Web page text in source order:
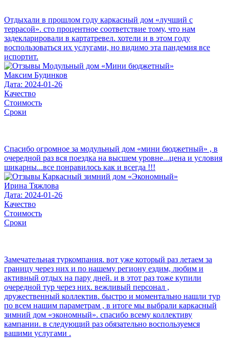
Отдыхали в прошлом году каркасный дом «лучший с
террасой». сто процентное соответствие тому, что нам
задекларировали в картатревел. хотели и в этом году
воспользоваться их услугами, но видимо эта пандемия все
испортит.
Максим Будинков
Дата: 2024-01-26
Качество
Стоимость
Сроки
Спасибо огромное за модульный дом «мини бюджетный» , в
очередной раз вся поездка на высшем уровне...цена и условия
шикарны...все понравилось как и всегда !!!
Ирина Тяжлова
Дата: 2024-01-26
Качество
Стоимость
Сроки
Замечательная туркомпания. вот уже который раз летаем за
границу через них и по нашему региону ездим, любим и
активный отдых на пару дней. и в этот раз тоже купили
очередной тур через них. вежливый персонал ,
дружественный коллектив. быстро и моментально нашли тур
по всем нашим параметрам , в итоге мы выбрали каркасный
зимний дом «экономный». спасибо всему коллективу
кампании. в следующий раз обязательно воспользуемся
вашими услугами .